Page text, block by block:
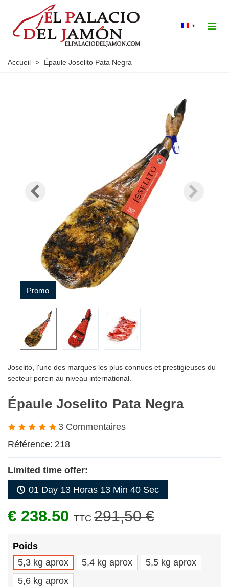
▾
Accueil > Épaule Joselito Pata Negra
Promo
Joselito, l'une des marques les plus connues et prestigieuses du
secteur porcin au niveau international.
Épaule Joselito Pata Negra
3 Commentaires
Référence: 218
Limited time offer:
01 Day 13 Horas 13 Min 39 Sec
€ 238.50 TTC 291,50 €
Poids
5,3 kg aprox
5,4 kg aprox
5,5 kg aprox
5,6 kg aprox